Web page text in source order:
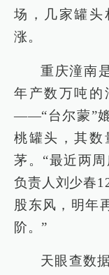
场，几家罐头
涨。
重庆潼南
年产数万吨的
——“台尔蒙”
桃罐头，其数
茅。“最近两
负责人刘少春
股东风，明年
阶。”
天眼查数